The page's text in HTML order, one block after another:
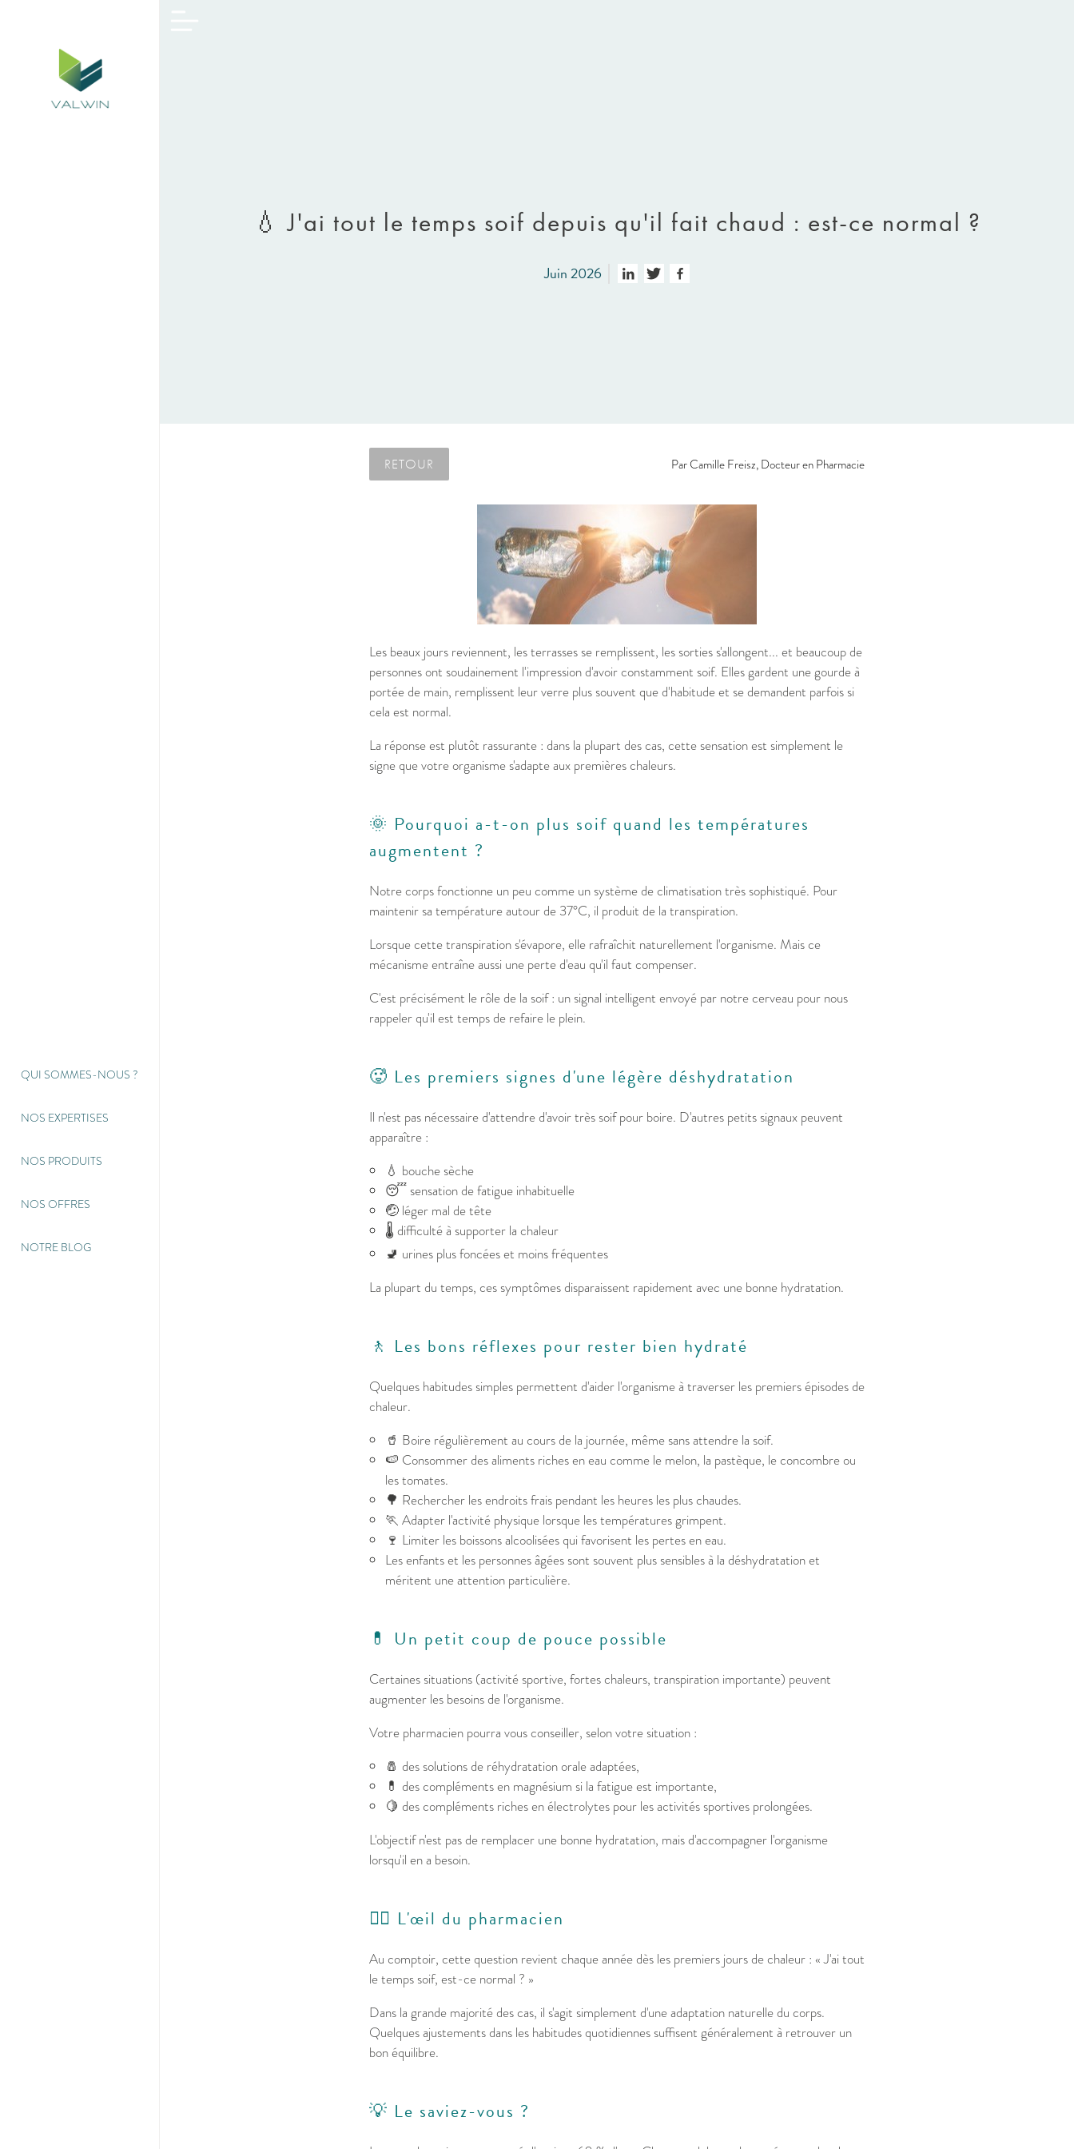
💧 J'ai tout le temps soif depuis qu'il fait chaud : est-ce normal ?
Juin 2026
RETOUR ParCamille Freisz, Docteur en Pharmacie
Les beaux jours reviennent, les terrasses se remplissent, les sorties s'allongent... et beaucoup de
personnes ont soudainement l'impression d'avoir constamment soif. Elles gardent une gourde à
portée de main, remplissent leur verre plus souvent que d'habitude et se demandent parfois si
cela est normal.
La réponse est plutôt rassurante : dans la plupart des cas, cette sensation est simplement le
signe que votre organisme s'adapte aux premières chaleurs.
🌞 Pourquoi a-t-on plus soif quand les températures
augmentent ?
Notre corps fonctionne un peu comme un système de climatisation très sophistiqué. Pour
maintenir sa température autour de 37°C, il produit de la transpiration.
Lorsque cette transpiration s'évapore, elle rafraîchit naturellement l'organisme. Mais ce
mécanisme entraîne aussi une perte d'eau qu'il faut compenser.
C'est précisément le rôle de la soif : un signal intelligent envoyé par notre cerveau pour nous
rappeler qu'il est temps de refaire le plein.
🥵 Les premiers signes d'une légère déshydratation
Il n'est pas nécessaire d'attendre d'avoir très soif pour boire. D'autres petits signaux peuvent
apparaître :
💧 bouche sèche
😴 sensation de fatigue inhabituelle
🤕 léger mal de tête
🌡️ difficulté à supporter la chaleur
🚽 urines plus foncées et moins fréquentes
La plupart du temps, ces symptômes disparaissent rapidement avec une bonne hydratation.
🚶 Les bons réflexes pour rester bien hydraté
Quelques habitudes simples permettent d'aider l'organisme à traverser les premiers épisodes de
chaleur.
🥤 Boire régulièrement au cours de la journée, même sans attendre la soif.
🍉 Consommer des aliments riches en eau comme le melon, la pastèque, le concombre ou
les tomates.
🌳 Rechercher les endroits frais pendant les heures les plus chaudes.
🏃 Adapter l'activité physique lorsque les températures grimpent.
🍷 Limiter les boissons alcoolisées qui favorisent les pertes en eau.
Les enfants et les personnes âgées sont souvent plus sensibles à la déshydratation et
méritent une attention particulière.
💊 Un petit coup de pouce possible
Certaines situations (activité sportive, fortes chaleurs, transpiration importante) peuvent
augmenter les besoins de l'organisme.
Votre pharmacien pourra vous conseiller, selon votre situation :
🧂 des solutions de réhydratation orale adaptées,
💊 des compléments en magnésium si la fatigue est importante,
🍋 des compléments riches en électrolytes pour les activités sportives prolongées.
L'objectif n'est pas de remplacer une bonne hydratation, mais d'accompagner l'organisme
lorsqu'il en a besoin.
👩‍⚕️ L'œil du pharmacien
Au comptoir, cette question revient chaque année dès les premiers jours de chaleur : « J'ai tout
le temps soif, est-ce normal ? »
Dans la grande majorité des cas, il s'agit simplement d'une adaptation naturelle du corps.
Quelques ajustements dans les habitudes quotidiennes suffisent généralement à retrouver un
bon équilibre.
💡 Le saviez-vous ?
QUI SOMMES-NOUS ?
NOS EXPERTISES
NOS PRODUITS
NOS OFFRES
NOTRE BLOG